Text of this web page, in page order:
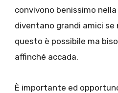
convivono benissimo
diventano grandi amici
questo è possibile ma
affinché accada.
È importante ed